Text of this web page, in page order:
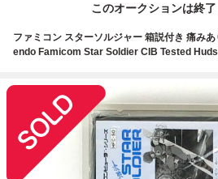
このオークションは終
ファミコン スターソルジャー 箱説付き 痛み
endo Famicom Star Soldier CIB Tested